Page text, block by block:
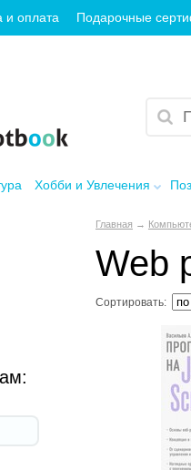
и оплата Подарочные
Хобби и Увлечения
Главная →
Web
Сортировать: